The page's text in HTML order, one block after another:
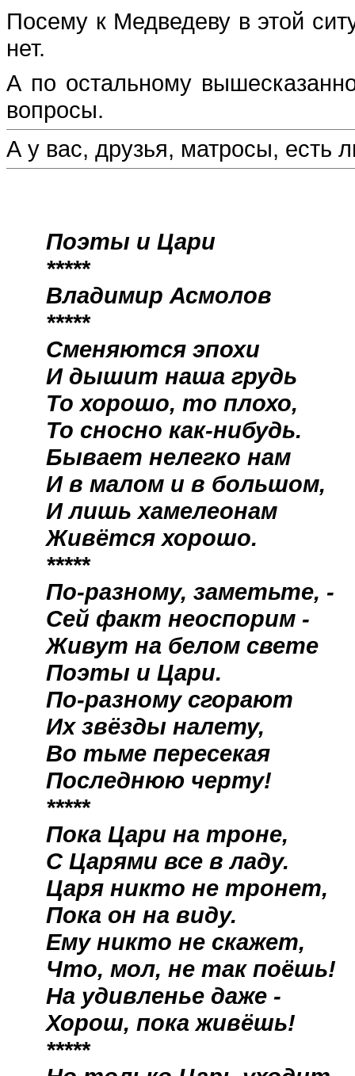
Посему к Медведеву в этой
нет.
А по остальному
вопросы.
А у вас, друзья, матросы, есть
Поэты и Цари
*****
Владимир Асмолов
*****
Сменяются эпохи
И дышит наша грудь
То хорошо, то плохо,
То сносно как-нибудь.
Бывает нелегко нам
И в малом и в большом,
И лишь хамелеонам
Живётся хорошо.
*****
По-разному, заметьте, -
Сей факт неоспорим -
Живут на белом свете
Поэты и Цари.
По-разному сгорают
Их звёзды налету,
Во тьме пересекая
Последнюю черту!
*****
Пока Цари на троне,
С Царями все в ладу.
Царя никто не тронет,
Пока он на виду.
Ему никто не скажет,
Что, мол, не так поёшь!
На удивленье даже -
Хорош, пока живёшь!
*****